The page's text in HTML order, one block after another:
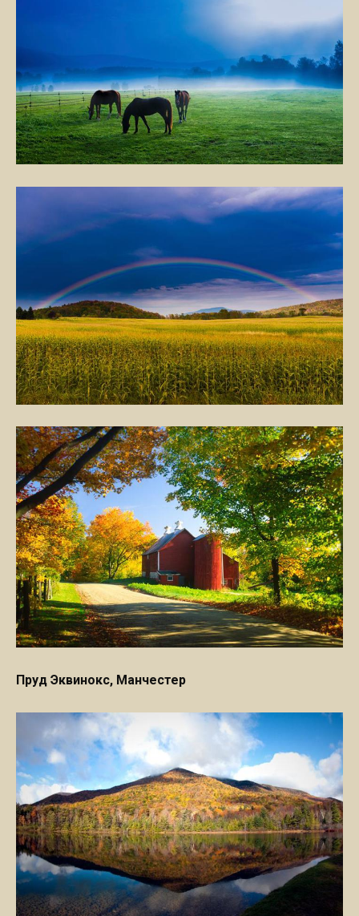
Пруд Эквинокс, Манчестер